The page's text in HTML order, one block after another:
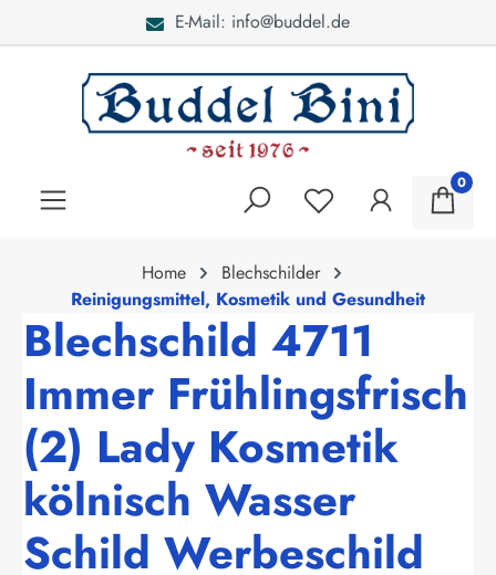
E-Mail: info@buddel.de
0
Home
Blechschilder
Reinigungsmittel, Kosmetik und Gesundheit
Blechschild 4711
Immer Frühlingsfrisch
(2) Lady Kosmetik
kölnisch Wasser
Schild Werbeschild